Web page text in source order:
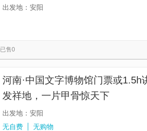
出发地：安阳
已售0
河南·中国文字博物馆门票或1.5h
发祥地，一片甲骨惊天下
出发地：安阳
无自费
无购物